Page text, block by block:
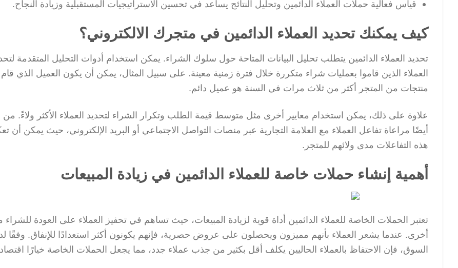
قياس فعالية حملات العملاء الدائمين وتحليل النتائج يساعد في تحسين الاستراتيجيات المستقبلية وزيادة النجاح.
كيف يمكنك تحديد العملاء الدائمين في متجرك الالكتروني؟
تحديد العملاء الدائمين يتطلب تحليل البيانات المتاحة حول سلوك الشراء. يمكن استخدام أدوات التحليل المتقدمة
العملاء الذين قاموا بعمليات شراء متكررة خلال فترة زمنية معينة. على سبيل المثال، يمكن أن يكون العميل الذي
منتجات من المتجر أكثر من ثلاث مرات في السنة هو عميل دائم.
علاوة على ذلك، يمكن استخدام معايير أخرى مثل متوسط قيمة الطلب وتكرار الشراء لتحديد العملاء الأكثر ولاءً. من
أيضًا مراعاة تفاعل العملاء مع العلامة التجارية عبر منصات التواصل الاجتماعي أو البريد الإلكتروني، حيث يمكن أن
هذه التفاعلات مدى ولائهم للمتجر.
أهمية إنشاء حملات خاصة للعملاء الدائمين في زيادة المبيعات
تعتبر الحملات الخاصة للعملاء الدائمين أداة قوية لزيادة المبيعات، حيث تساهم في تحفيز العملاء على العودة للشراء
أخرى. عندما يشعر العملاء بأنهم مميزون ويحصلون على عروض حصرية، فإنهم يكونون أكثر استعدادًا للإنفاق. وفقًا
السوق، فإن الاحتفاظ بالعملاء الحاليين يكلف أقل بكثير من جذب عملاء جدد، مما يجعل الحملات الخاصة خيارًا